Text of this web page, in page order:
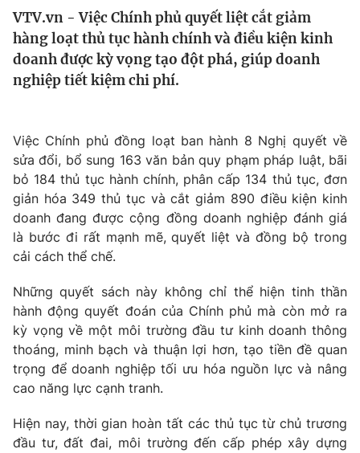
Thế giới
Tin tức
Câu chuyện quốc tế
Kinh tế
Thị trường
Góc doanh nghiệp
Dữ liệu và đời sống
Truyền hình
Phim VTV
Hậu trường
Nhân vật
Khán giả
Giải sao mai
Giải trí
Điện ảnh
Âm nhạc
Sao
Du lịch
Làm đẹp
Chất lượng cuộc sống
Giáo dục
Tuyển sinh
Học trực tuyến
Công nghệ
Sản phẩm
Giao lưu trực tuyến
VTV.vn - Việc Chính phủ quyết liệt cắt giảm
hàng loạt thủ tục hành chính và điều kiện kinh
doanh được kỳ vọng tạo đột phá, giúp doanh
nghiệp tiết kiệm chi phí.
Việc Chính phủ đồng loạt ban hành 8 Nghị quyết về
sửa đổi, bổ sung 163 văn bản quy phạm pháp luật, bãi
bỏ 184 thủ tục hành chính, phân cấp 134 thủ tục, đơn
giản hóa 349 thủ tục và cắt giảm 890 điều kiện kinh
doanh đang được cộng đồng doanh nghiệp đánh giá
là bước đi rất mạnh mẽ, quyết liệt và đồng bộ trong
cải cách thể chế.
Những quyết sách này không chỉ thể hiện tinh thần
hành động quyết đoán của Chính phủ mà còn mở ra
kỳ vọng về một môi trường đầu tư kinh doanh thông
thoáng, minh bạch và thuận lợi hơn, tạo tiền đề quan
trọng để doanh nghiệp tối ưu hóa nguồn lực và nâng
cao năng lực cạnh tranh.
Hiện nay, thời gian hoàn tất các thủ tục từ chủ trương
đầu tư, đất đai, môi trường đến cấp phép xây dựng